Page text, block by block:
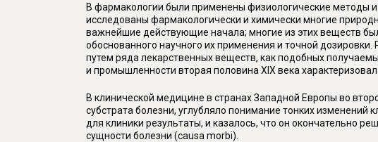
В фармакологии были применены физиологические методы
исследованы фармакологически и химически многие
важнейшие действующие начала; многие из этих веществ
обоснованного научного их применения и точной
путем ряда лекарственных веществ, как подобных
и промышленности вторая половина XIX века
В клинической медицине в странах Западной Европы во
субстрата болезни, углубляло понимание тонких
для клиники результаты, и казалось, что он окончательно
сущности болезни (causa morbi).